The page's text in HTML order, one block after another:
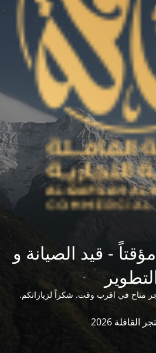
- قيد الصيانة و
متاح في اقرب وقت. شكراً لزياراتكم.
القافلة 2026